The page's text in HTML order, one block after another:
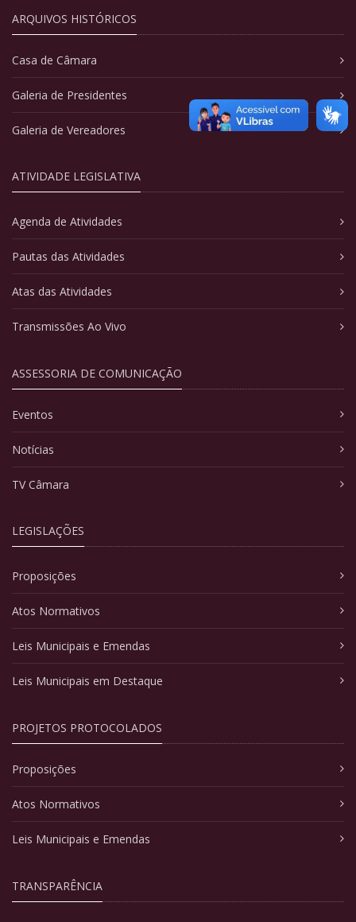
ARQUIVOS HISTÓRICOS
Casa de Câmara
Galeria de Presidentes
Galeria de Vereadores
ATIVIDADE LEGISLATIVA
Agenda de Atividades
Pautas das Atividades
Atas das Atividades
Transmissões Ao Vivo
ASSESSORIA DE COMUNICAÇÃO
Eventos
Notícias
TV Câmara
LEGISLAÇÕES
Proposições
Atos Normativos
Leis Municipais e Emendas
Leis Municipais em Destaque
PROJETOS PROTOCOLADOS
Proposições
Atos Normativos
Leis Municipais e Emendas
TRANSPARÊNCIA